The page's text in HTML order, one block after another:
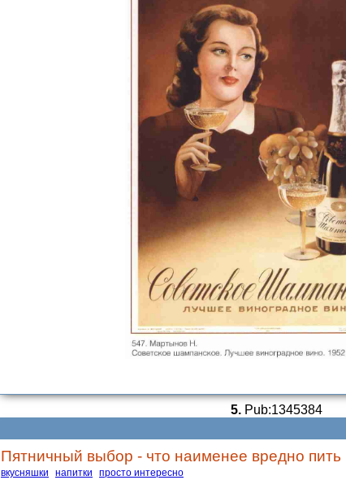
5.Pub:1345384
Пятничный выбор - что наименее вредно пить
вкусняшки напитки просто интересно